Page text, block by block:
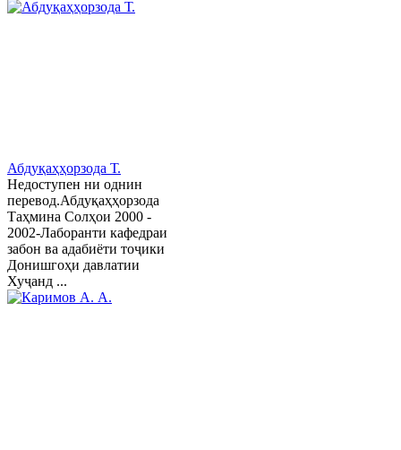
Абдуқаҳҳорзода Т.
Недоступен ни однин
перевод.Абдуқаҳҳорзода
Таҳмина Солҳои 2000 -
2002-Лаборанти кафедраи
забон ва адабиёти тоҷики
Донишгоҳи давлатии
Хуҷанд ...